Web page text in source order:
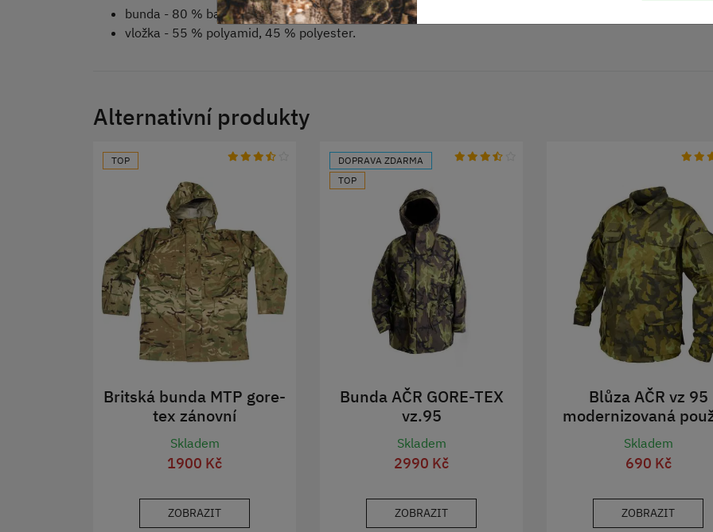
bunda - 80 % bavlna, 20 % polyester
vložka - 55 % polyamid, 45 % polyester.
Alternativní produkty
TOP
Britská bunda MTP gore-
tex zánovní
Skladem
1900 Kč
ZOBRAZIT
DOPRAVA ZDARMA
TOP
Bunda AČR GORE-TEX
vz.95
Skladem
2990 Kč
ZOBRAZIT
Blůza AČR vz 95
modernizovaná
Skladem
690 Kč
ZOBRAZIT